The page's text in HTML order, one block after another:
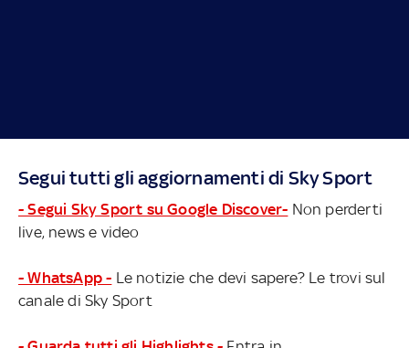
Segui tutti gli aggiornamenti di Sky Sport
- Segui Sky Sport su Google Discover- Non perderti
live, news e video
- WhatsApp - Le notizie che devi sapere? Le trovi sul
canale di Sky Sport